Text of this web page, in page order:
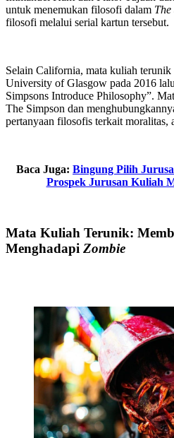
untuk menemukan filosofi dalam The
filosofi melalui serial kartun tersebut.
Selain California, mata kuliah
University of Glasgow pada 2016
Simpsons Introduce Philosophy”.
The Simpson dan
pertanyaan filosofis terkait moralitas,
Baca Juga: Bingung Pilih
Prospek Jurusan Kuliah
Mata Kuliah Terunik:
Menghadapi Zombie